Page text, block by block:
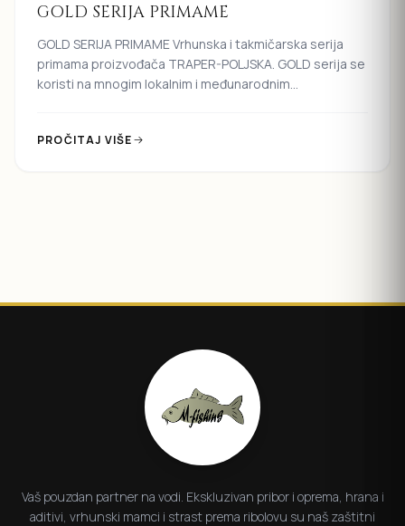
GOLD SERIJA PRIMAME
GOLD SERIJA PRIMAME Vrhunska i takmičarska serija
primama proizvođača TRAPER-POLJSKA. GOLD serija se
koristi na mnogim lokalnim i međunarodnim
PROČITAJ VIŠE
Vaš pouzdan partner na vodi. Ekskluzivan pribor i oprema, hrana i
aditivi, vrhunski mamci i strast prema ribolovu su naš zaštitni